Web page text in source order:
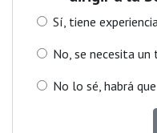
Sí, tiene
No, se necesita un
No lo sé, habrá